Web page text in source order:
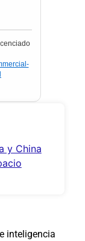
y China
inteligencia